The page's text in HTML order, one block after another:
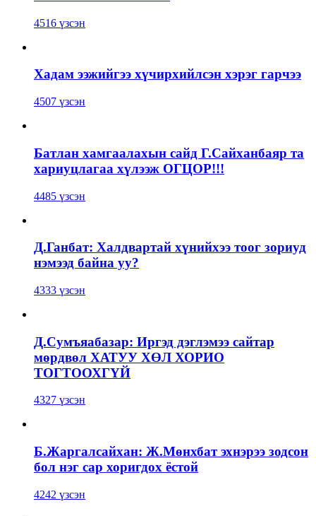
4516 үзсэн
Хадам ээжийгээ хүчирхийлсэн хэрэг гарчээ
4507 үзсэн
Батлан хамгаалахын сайд Г.Сайханбаяр та
хариуцлагаа хүлээж ОГЦОР!!!
4485 үзсэн
Д.Ганбат: Халдвартай хүнийхээ тоог зориуд
нэмээд байна уу?
4333 үзсэн
Д.Сумъяабазар: Иргэд дэглэмээ сайтар
мөрдвөл ХАТУУ ХӨЛ ХОРИО
ТОГТООХГҮЙ
4327 үзсэн
Б.Жаргалсайхан: Ж.Мөнхбат эхнэрээ зодсон
бол нэг сар хоригдох ёстой
4242 үзсэн